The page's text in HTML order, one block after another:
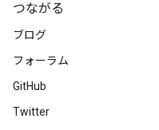
つながる
ブログ
フォーラム
GitHub
Twitter